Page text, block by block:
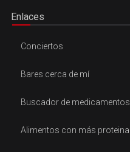
Enlaces
Conciertos
Bares cerca de mí
Buscador de medicamentos
Alimentos con más proteina